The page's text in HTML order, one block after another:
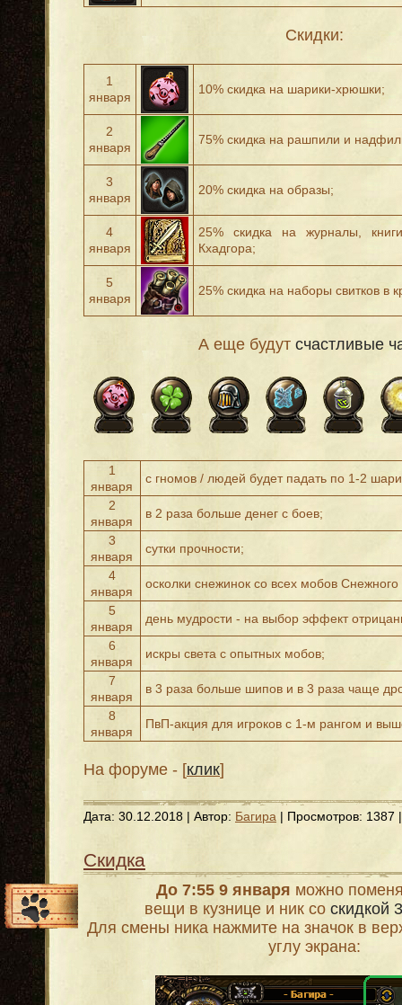
Скидки:
1
января
10% скидка на шарики-хрюшки;
2
января
75% скидка на рашпили и
3
января
20% скидка на образы;
4
января
25% скидка на журналы,
Кхадгора;
5
января
25% скидка на наборы свитков в
А еще будутсчастливые
1
января
с гномов / людей будет падать по 1-2
2
января
в 2 раза больше денег с боев;
3
января
сутки прочности;
4
января
осколки снежинок со всех мобов Снежного
5
января
день мудрости - на выбор эффект
6
января
искры света с опытных мобов;
7
января
в 3 раза больше шипов и в 3 раза чаще
8
января
ПвП-акция для игроков с 1-м рангом и
На форуме - [клик]
Дата: 30.12.2018 | Автор: Багира | Просмотров: 1387
Скидка
До 7:55 9 января можно
вещи в кузнице и ник со скидкой
Для смены ника нажмите на значок в
углу экрана: